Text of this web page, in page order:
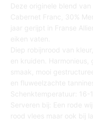
Deze originele blend
Cabernet Franc, 30%
jaar gerijpt in Franse
eiken vaten.
Diep robijnrood van
en kruiden.
smaak, mooi
en fluweelzachte tannines.
Schenktemperatuur: 16-
Serveren bij: Een rode
rood vlees maar ook bij